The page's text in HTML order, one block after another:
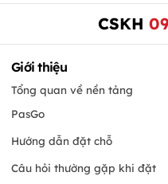
CSKH
Giới thiệu
Tổng quan về nền tảng
PasGo
Hướng dẫn đặt chỗ
Câu hỏi thường gặp khi đặt